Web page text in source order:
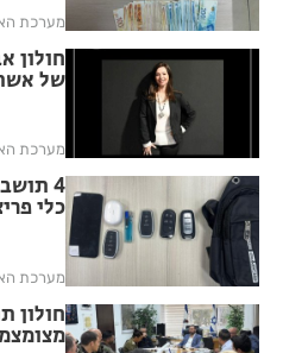
מערכת
חולון
של
מערכת
4
כלי
מערכת
חולון